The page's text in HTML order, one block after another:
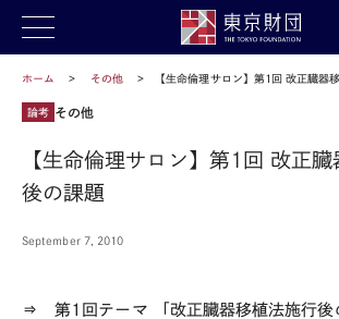
ホーム その他 【生命倫理サロン】第1回 改正臓器
論考 その他
【生命倫理サロン】第1回 改正
後の課題
September 7, 2010
⇒ 第1回テーマ 「改正臓器移植法施行後